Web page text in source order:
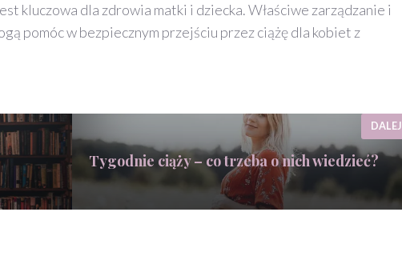
kluczowa dla zdrowia matki i dziecka. Właściwe zarządzanie i
pomóc w bezpiecznym przejściu przez ciążę dla kobiet z
Tygodnie ciąży – co trzeba o nich wiedzieć?
DALEJ